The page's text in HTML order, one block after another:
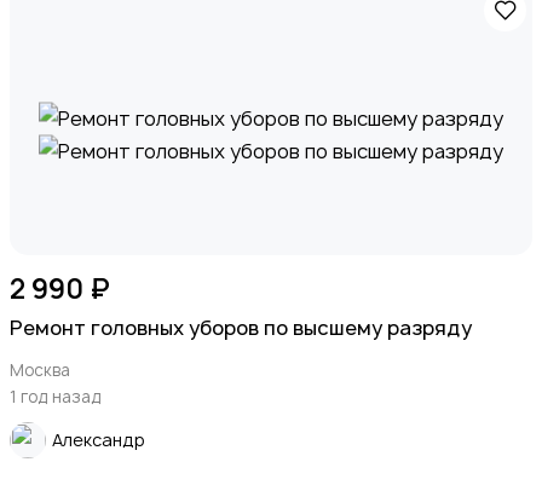
2 990 ₽
Ремонт головных уборов по высшему разряду
Москва
1 год назад
Александр